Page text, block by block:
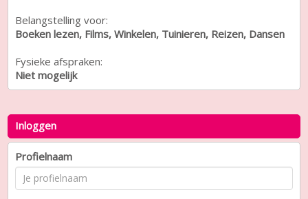
Belangstelling voor:
Boeken lezen, Films, Winkelen, Tuinieren, Reizen, Dansen
Fysieke afspraken:
Niet mogelijk
Inloggen
Profielnaam